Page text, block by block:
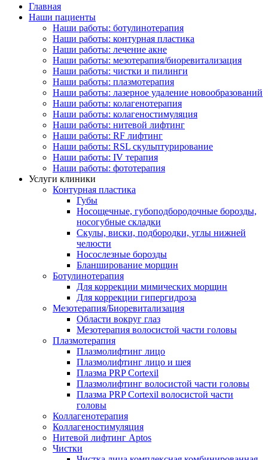
Главная
Наши пациенты
Наши работы: ботулинотерапия
Наши работы: контурная пластика
Наши работы: лечение акне
Наши работы: мезотерапия/биоревитализация
Наши работы: чистки и пилинги
Наши работы: плазмотерапия
Наши работы: лазерное удаление новообразований
Наши работы: колагенотерапия
Наши работы: колагеностимуляция
Наши работы: нитевой лифтинг
Наши работы: RF лифтинг
Наши работы: RSL скульптурирование
Наши работы: IV терапия
Наши работы: фототерапия
Услуги клиники
Контурная пластика
Губы
Носощечные, губоподбородочные борозды,
носогубные складки
Скулы, виски, подбородки, углы нижней
челюсти
Носослезные борозды
Бланширование морщин
Ботулинотерапия
Для коррекции мимических морщин
Для коррекции гипергидроза
Мезотерапия/Биоревитализация
Области вокруг глаз
Мезотерапия волосистой части головы
Плазмотерапия
Плазмолифтинг лицо
Плазмолифтинг лицо и шея
Плазма PRP Cortexil
Плазмолифтинг волосистой части головы
Плазма PRP Cortexil волосистой части
головы
Коллагенотерапия
Коллагеностимуляция
Нитевой лифтинг Aptos
Чистки